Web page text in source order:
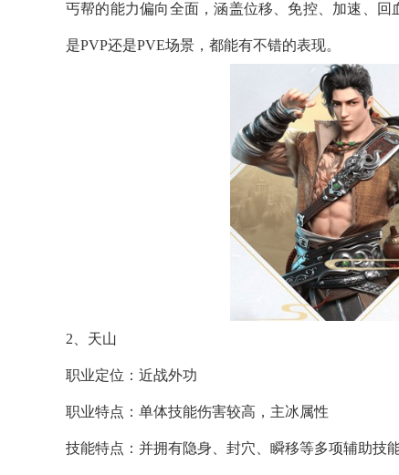
丐帮的能力偏向全面，涵盖位移、免控、加速、
是PVP还是PVE场景，都能有不错的表现。
2、天山
职业定位：近战外功
职业特点：单体技能伤害较高，主冰属性
技能特点：并拥有隐身、封穴、瞬移等多项辅助技